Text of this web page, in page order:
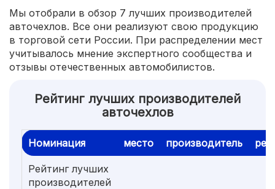
Мы отобрали в обзор 7 лучших производителей
авточехлов. Все они реализуют свою продукцию
в торговой сети России. При распределении мест
учитывалось мнение экспертного сообщества и
отзывы отечественных автомобилистов.
Рейтинг лучших производителей
авточехлов
Номинация место производитель
Рейтинг лучших
производителей